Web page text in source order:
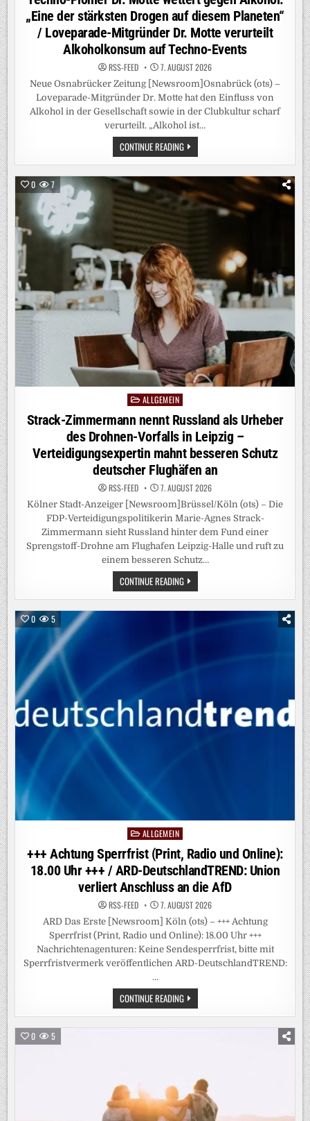
„Eine der stärksten Drogen auf diesem Planeten“
/ Loveparade-Mitgründer Dr. Motte verurteilt
Alkoholkonsum auf Techno-Events
RSS-FEED 7. AUGUST 2026
Neue Osnabrücker Zeitung [Newsroom]Osnabrück (ots) –
Loveparade-Mitgründer Dr. Motte hat den Einfluss von
Alkohol in der Gesellschaft sowie in der Clubkultur scharf
verurteilt. „Alkohol ist…
CONTINUE READINGTECHNO-
PIONIER
DR.
MOTTE
WETTERT
GEGEN
ALKOHOL:
„EINE
DIESEM
PLANETEN“
/
LOVEPARADE-
MITGRÜNDER
DR.
MOTTE
VERURTEILT
ALKOHOLKONSUM
AUF
TECHNO-
EVENTS
0 7
PostedALLGEMEIN
Strack-Zimmermann nennt Russland als Urheber
des Drohnen-Vorfalls in Leipzig –
Verteidigungsexpertin mahnt besseren Schutz
deutscher Flughäfen an
RSS-FEED 7. AUGUST 2026
Kölner Stadt-Anzeiger [Newsroom]Brüssel/Köln (ots) – Die
FDP-Verteidigungspolitikerin Marie-Agnes Strack-
Zimmermann sieht Russland hinter dem Fund einer
Sprengstoff-Drohne am Flughafen Leipzig-Halle und ruft zu
einem besseren Schutz…
CONTINUE READINGSTRACK-
ZIMMERMANN
NENNT
URHEBER
DES
LEIPZIG
MAHNT
BESSEREN
SCHUTZ
DEUTSCHER
0 5
Posted
in
ALLGEMEIN
+++ Achtung Sperrfrist (Print, Radio und Online):
18.00 Uhr +++ / ARD-DeutschlandTREND: Union
verliert Anschluss an die AfD
RSS-FEED 7. AUGUST 2026
ARD Das Erste [Newsroom] Köln (ots) – +++ Achtung
Sperrfrist (Print, Radio und Online): 18.00 Uhr +++
Nachrichtenagenturen: Keine Sendesperrfrist, bitte mit
Sperrfristvermerk veröffentlichen ARD-DeutschlandTREND:
…
CONTINUE READING+++
ACHTUNG
SPERRFRIST
(PRINT,
ARD-
DEUTSCHLANDTREND:
UNION
0 5